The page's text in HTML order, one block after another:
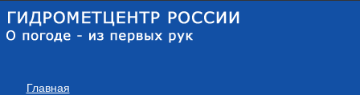
Главная